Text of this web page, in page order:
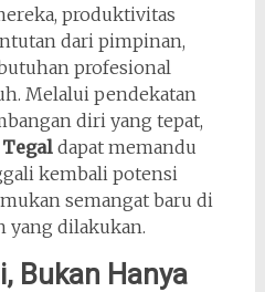
produktivitas
dari pimpinan,
profesional
Melalui pendekatan
diri yang tepat,
dapat memandu
kembali potensi
semangat baru di
yang dilakukan.
Bukan Hanya